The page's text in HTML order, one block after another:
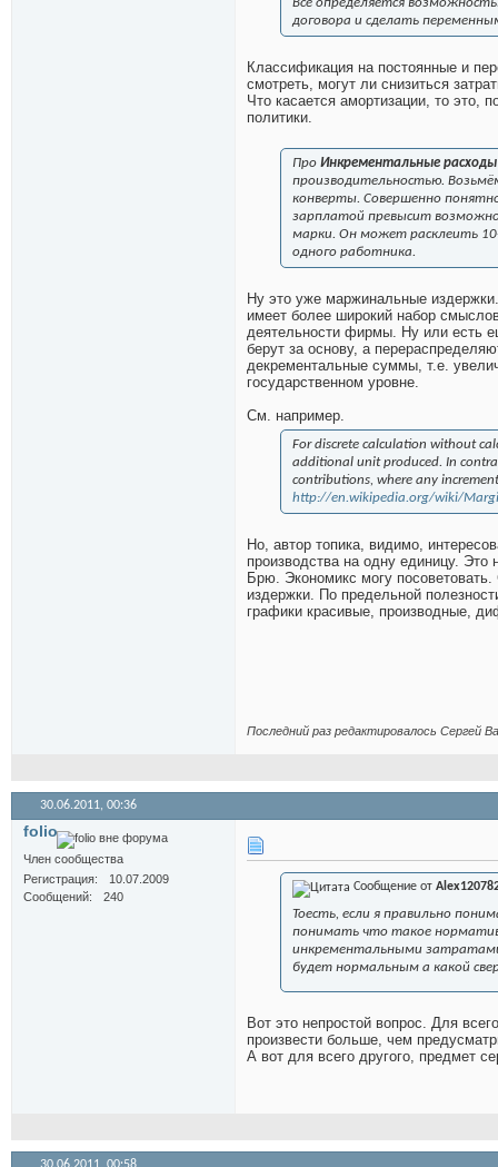
Всё определяется
договора и сделать
Классификация на постоянные и
смотреть, могут ли снизиться
Что касается амортизации, то это,
политики.
Про Инкрементальные расходы
производительностью.
конверты. Совершенно
зарплатой превысит
марки. Он может расклеить
одного работника.
Ну это уже маржинальные
имеет более широкий набор
деятельности фирмы. Ну или есть
берут за основу, а
декрементальные суммы, т.е.
государственном уровне.
См. например.
For discrete calculation without
additional unit produced. In
contributions, where any
http://en.wikipedia.org/wiki/
Но, автор топика, видимо,
производства на одну единицу.
Брю. Экономикс могу
издержки. По предельной
графики красивые, производные,
Последний раз редактировалось Сергей
30.06.2011, 00:36
folio
Член сообщества
Регистрация
10.07.2009
Сообщений
240
Сообщение от
Тоесть, если я правильно
понимать что такое
инкрементальными
будет нормальным а какой
Вот это непростой вопрос. Для
произвести больше, чем
А вот для всего другого, предмет